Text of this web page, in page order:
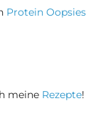
Protein Oopsies
meine Rezepte!